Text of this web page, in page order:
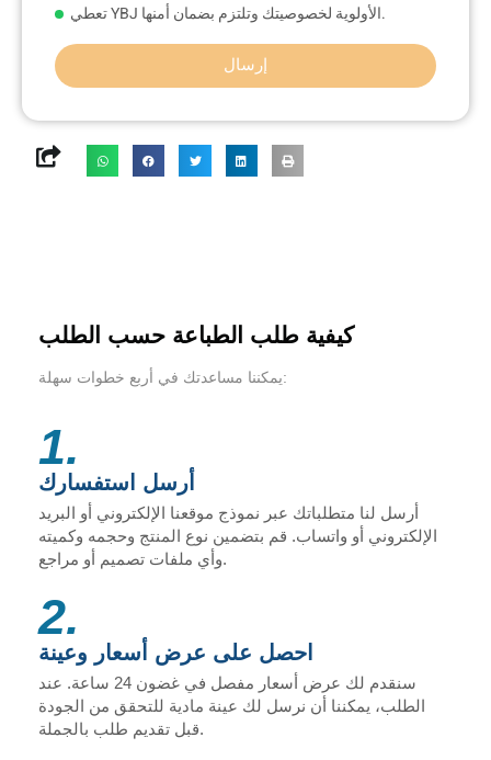
تعطي YBJ الأولوية لخصوصيتك وتلتزم بضمان أمنها.
إرسال
كيفية طلب الطباعة حسب الطلب
يمكننا مساعدتك في أربع خطوات سهلة:
1.
أرسل استفسارك
أرسل لنا متطلباتك عبر نموذج موقعنا الإلكتروني أو البريد
الإلكتروني أو واتساب. قم بتضمين نوع المنتج وحجمه وكميته
وأي ملفات تصميم أو مراجع.
2.
احصل على عرض أسعار وعينة
سنقدم لك عرض أسعار مفصل في غضون 24 ساعة. عند
الطلب، يمكننا أن نرسل لك عينة مادية للتحقق من الجودة
قبل تقديم طلب بالجملة.